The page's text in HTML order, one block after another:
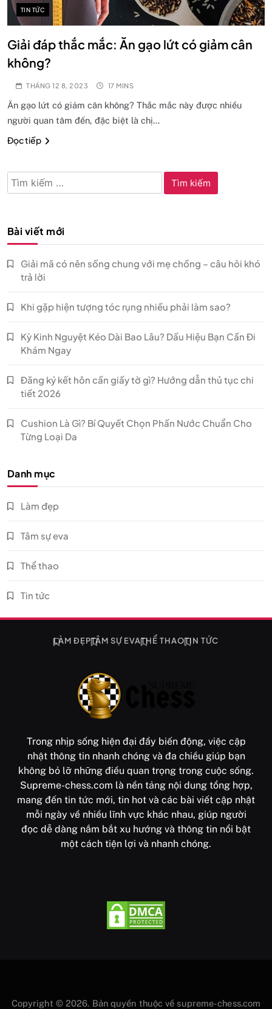
TIN TỨC
Giải đáp thắc mắc: Ăn gạo lứt có giảm cân
không?
THÁNG 12 8, 2023 17 MINS
Ăn gạo lứt có giảm cân không? Thắc mắc này được nhiều
người quan tâm đến, đặc biệt là chị…
Đọc tiếp
Tìm
kiếm
Bài viết mới
Giải mã có nên sống chung với mẹ chồng – câu hỏi khó
trả lời
Khi gặp hiện tượng tóc rụng nhiều phải làm sao?
Kỳ Kinh Nguyệt Kéo Dài Bao Lâu? Dấu Hiệu Bạn Cần Đi
Khám Ngay
Đăng ký kết hôn cần giấy tờ gì? Hướng dẫn thủ tục chi
tiết 2026
Cushion Là Gì? Bí Quyết Chọn Phấn Nước Chuẩn Cho
Từng Loại Da
Danh mục
Làm đẹp
Tâm sự eva
Thể thao
Tin tức
LÀM ĐẸPTÂM SỰ EVATHỂ THAOTIN TỨC
Trong nhịp sống hiện đại đầy biến động, việc cập
nhật thông tin nhanh chóng và đa chiều giúp bạn
không bỏ lỡ những điều quan trọng trong cuộc sống.
Supreme-chess.com là nền tảng nội dung tổng hợp,
mang đến tin tức mới, tin hot và các bài viết cập nhật
mỗi ngày về nhiều lĩnh vực khác nhau, giúp người
đọc dễ dàng nắm bắt xu hướng và thông tin nổi bật
một cách tiện lợi và nhanh chóng.
Copyright © 2026. Bản quyền thuộc về supreme-chess.com